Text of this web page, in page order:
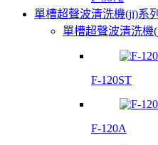
單槽超聲波清洗機(jī)系列
單槽超聲波清洗機
F-120ST
F-120A